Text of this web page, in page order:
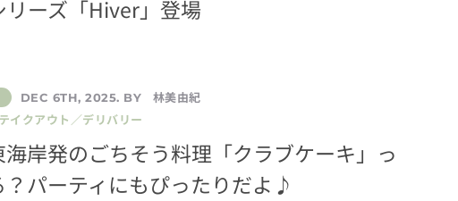
リーズ「Hiver」登場
DEC 6TH, 2025. BY
林美由紀
イクアウト／デリバリー
海岸発のごちそう料理「クラブケーキ」っ
？パーティにもぴったりだよ♪